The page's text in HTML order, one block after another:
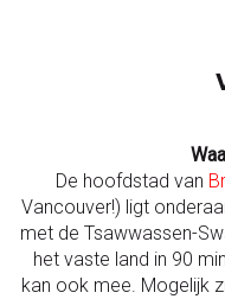
De hoofdstad van
Vancouver!) ligt
met de Tsawwassen-
het vaste land in 90
kan ook mee. Mogelijk